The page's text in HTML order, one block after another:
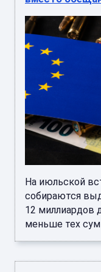
На июльской
собираются
12 миллиардов
меньше тех